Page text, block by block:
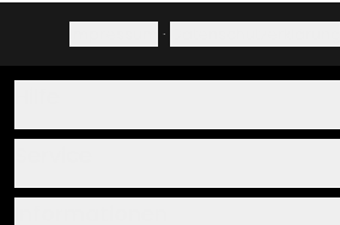
·
Über uns